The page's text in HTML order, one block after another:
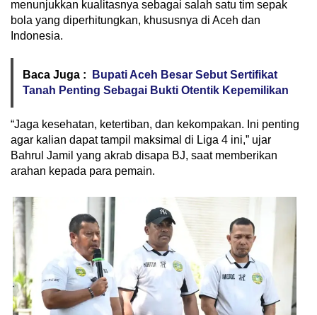
menunjukkan kualitasnya sebagai salah satu tim sepak
bola yang diperhitungkan, khususnya di Aceh dan
Indonesia.
Baca Juga :
Bupati Aceh Besar Sebut Sertifikat
Tanah Penting Sebagai Bukti Otentik Kepemilikan
“Jaga kesehatan, ketertiban, dan kekompakan. Ini penting
agar kalian dapat tampil maksimal di Liga 4 ini,” ujar
Bahrul Jamil yang akrab disapa BJ, saat memberikan
arahan kepada para pemain.